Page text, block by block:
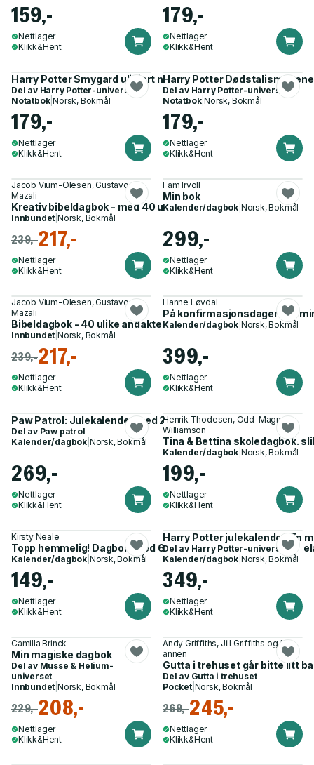
159,-
Nettlager
Klikk&Hent
179,-
Nettlager
Klikk&Hent
Harry Potter Smygard ulinjert notatbok
Del av Harry Potter-universet
Notatbok|Norsk, Bokmål
179,-
Nettlager
Klikk&Hent
Harry Potter
Del av Harry Potter-universet
Notatbok|Norsk, Bokmål
179,-
Nettlager
Klikk&Hent
Jacob Vium-Olesen, Gustavo
Mazali
Kreativ bibeldagbok - med 40 ulike andakter for å vokse i tro
Innbundet |Norsk, Bokmål
239,-217,-
Nettlager
Klikk&Hent
Fam Irvoll
Min bok
Kalender/dagbok Norsk, Bokmål
299,-
Nettlager
Klikk&Hent
Jacob Vium-Olesen, Gustavo
Mazali
Bibeldagbok - 40 ulike andakter for å vokse i tro
Innbundet |Norsk, Bokmål
239,-217,-
Nettlager
Klikk&Hent
Hanne Løvdal
På konfirmasjonsdagen. En
Kalender/dagbok Norsk, Bokmål
399,-
Nettlager
Klikk&Hent
Paw Patrol: Julekalender med 24 små bøker
Del av Paw patrol
Kalender/dagbok Norsk, Bokmål
269,-
Nettlager
Klikk&Hent
Henrik Thodesen, Odd-Magnus
Williamson
Tina & Bettina skoledagbok.
Kalender/dagbok Norsk, Bokmål
199,-
Nettlager
Klikk&Hent
Kirsty Neale
Topp hemmelig! Dagbok. Med 60 kule klistremerker og
Kalender/dagbok Norsk, Bokmål
149,-
Nettlager
Klikk&Hent
Harry Potter julekalender. En
Del av Harry Potter-universet
Kalender/dagbok Norsk, Bokmål
349,-
Nettlager
Klikk&Hent
Camilla Brinck
Min magiske dagbok
Del av Musse & Helium-
universet
Innbundet |Norsk, Bokmål
229,-208,-
Nettlager
Klikk&Hent
Andy Griffiths, Jill Griffiths og 1
annen
Gutta i trehuset går bitte litt
Del av Gutta i trehuset
Pocket| Norsk, Bokmål
269,-245,-
Nettlager
Klikk&Hent